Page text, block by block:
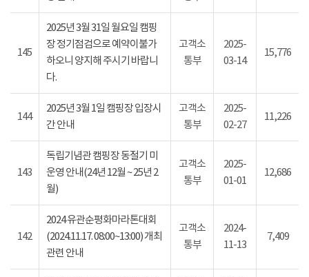
145
2025년 3월 31일 월요일 캠핑
장 정기점검으로 예약이불가
하오니 양지해 주시기 바랍니
다.
고객소
통부
2025-
03-14
15,776
144
2025년 3월 1일 캠핑장 입장시
간 안내
고객소
통부
2025-
02-27
11,226
143
독립기념관 캠핑장 동절기 미
운영 안내(24년 12월 ~ 25년 2
월)
고객소
통부
2025-
01-01
12,686
142
2024 유관순평화마라톤대회
(2024.11.17. 08:00~13:00) 개최
관련 안내
고객소
통부
2024-
11-13
7,409